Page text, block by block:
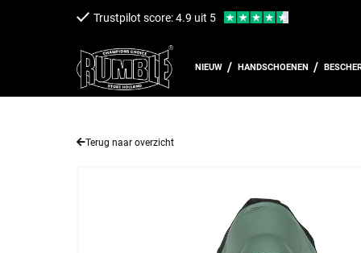
naar de contentTrustpilot score: 4.9 uit 5
NIEUW HANDSCHOENEN
Terug naar overzicht